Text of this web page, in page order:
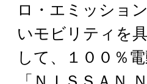
ロ・エミッショ
いモビリティを
して、１００％